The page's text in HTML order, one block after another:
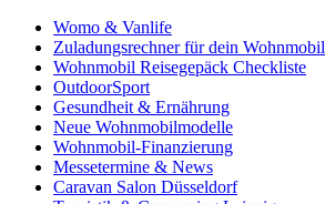
Womo & Vanlife
Zuladungsrechner für dein Wohnmobil
Wohnmobil Reisegepäck Checkliste
OutdoorSport
Gesundheit & Ernährung
Neue Wohnmobilmodelle
Wohnmobil-Finanzierung
Messetermine & News
Caravan Salon Düsseldorf